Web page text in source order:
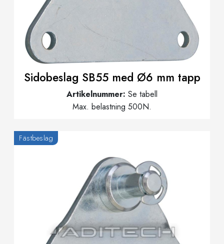
Sidobeslag SB55 med Ø6 mm tapp
Artikelnummer: Se tabell
Max. belastning 500N.
Fästbeslag